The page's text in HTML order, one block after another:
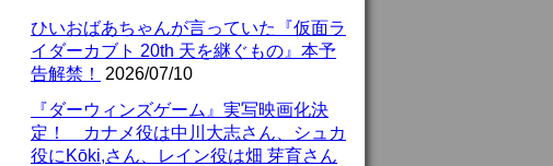
ひいおばあちゃんが言っていた『仮面ラ
イダーカブト 20th 天を継ぐもの』本予
告解禁！
2026/07/10
『ダーウィンズゲーム』実写映画化決
定！ カナメ役は中川大志さん、シュカ
役にKōki,さん、レイン役は畑 芽育さん